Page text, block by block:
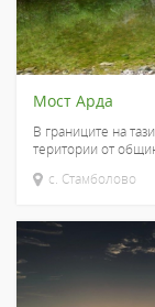
Мост Арда
В границите на
територии от
с. Стамболово